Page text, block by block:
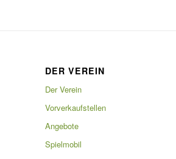
DER VEREIN
Der Verein
Vorverkaufstellen
Angebote
Spielmobil